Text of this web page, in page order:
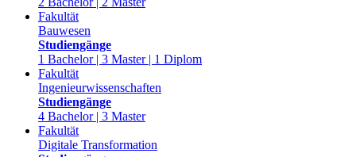
Fakultät
Bauwesen
Studiengänge
1 Bachelor | 3 Master | 1 Diplom
Fakultät
Ingenieurwissenschaften
Studiengänge
4 Bachelor | 3 Master
Fakultät
Digitale Transformation